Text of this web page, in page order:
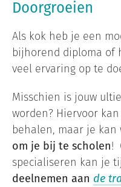
Doorgroeien
Als kok heb je een
bijhorend diploma of
veel ervaring op te
Misschien is jouw
worden? Hiervoor
behalen, maar je kan
om je bij te scholen!
specialiseren kan je
deelnemen aan de